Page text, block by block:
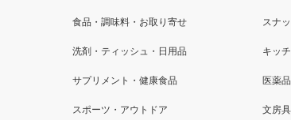
食品・調味料・お取り寄せ スナ
洗剤・ティッシュ・日用品 キッ
サプリメント・健康食品 医薬
スポーツ・アウトドア 文房